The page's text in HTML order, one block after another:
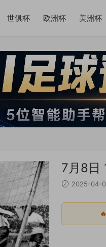
世俱杯 欧洲杯 美洲杯
7月8日
2025-04-